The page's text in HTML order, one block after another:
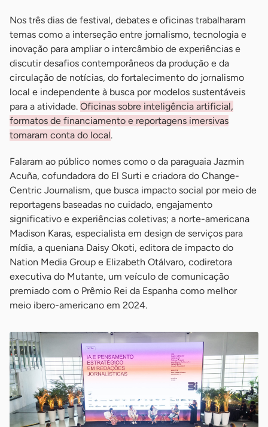
Nos três dias de festival, debates e oficinas trabalharam
temas como a interseção entre jornalismo, tecnologia e
inovação para ampliar o intercâmbio de experiências e
discutir desafios contemporâneos da produção e da
circulação de notícias, do fortalecimento do jornalismo
local e independente à busca por modelos sustentáveis
para a atividade. Oficinas sobre inteligência artificial,
formatos de financiamento e reportagens imersivas
tomaram conta do local.
Falaram ao público nomes como o da paraguaia Jazmin
Acuña, cofundadora do El Surti e criadora do Change-
Centric Journalism, que busca impacto social por meio de
reportagens baseadas no cuidado, engajamento
significativo e experiências coletivas; a norte-americana
Madison Karas, especialista em design de serviços para
mídia, a queniana Daisy Okoti, editora de impacto do
Nation Media Group e Elizabeth Otálvaro, codiretora
executiva do Mutante, um veículo de comunicação
premiado com o Prêmio Rei da Espanha como melhor
meio ibero-americano em 2024.